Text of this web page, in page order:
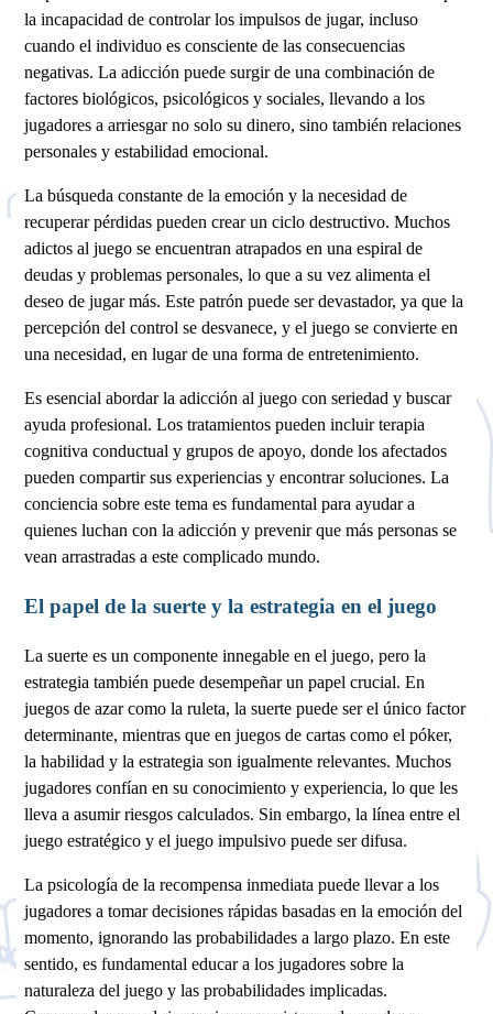
la incapacidad de controlar los impulsos de jugar, incluso
cuando el individuo es consciente de las consecuencias
negativas. La adicción puede surgir de una combinación de
factores biológicos, psicológicos y sociales, llevando a los
jugadores a arriesgar no solo su dinero, sino también relaciones
personales y estabilidad emocional.
La búsqueda constante de la emoción y la necesidad de
recuperar pérdidas pueden crear un ciclo destructivo. Muchos
adictos al juego se encuentran atrapados en una espiral de
deudas y problemas personales, lo que a su vez alimenta el
deseo de jugar más. Este patrón puede ser devastador, ya que la
percepción del control se desvanece, y el juego se convierte en
una necesidad, en lugar de una forma de entretenimiento.
Es esencial abordar la adicción al juego con seriedad y buscar
ayuda profesional. Los tratamientos pueden incluir terapia
cognitiva conductual y grupos de apoyo, donde los afectados
pueden compartir sus experiencias y encontrar soluciones. La
conciencia sobre este tema es fundamental para ayudar a
quienes luchan con la adicción y prevenir que más personas se
vean arrastradas a este complicado mundo.
El papel de la suerte y la estrategia en el juego
La suerte es un componente innegable en el juego, pero la
estrategia también puede desempeñar un papel crucial. En
juegos de azar como la ruleta, la suerte puede ser el único factor
determinante, mientras que en juegos de cartas como el póker,
la habilidad y la estrategia son igualmente relevantes. Muchos
jugadores confían en su conocimiento y experiencia, lo que les
lleva a asumir riesgos calculados. Sin embargo, la línea entre el
juego estratégico y el juego impulsivo puede ser difusa.
La psicología de la recompensa inmediata puede llevar a los
jugadores a tomar decisiones rápidas basadas en la emoción del
momento, ignorando las probabilidades a largo plazo. En este
sentido, es fundamental educar a los jugadores sobre la
naturaleza del juego y las probabilidades implicadas.